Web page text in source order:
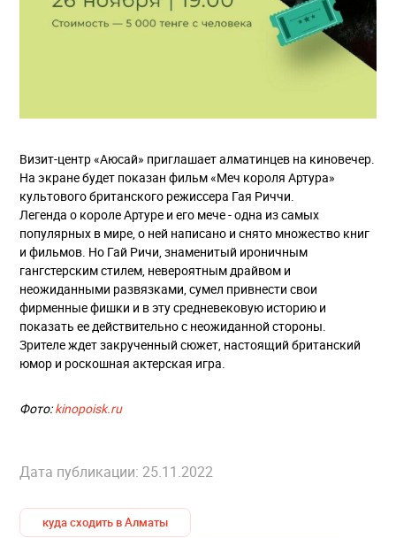
Визит-центр «Аюсай» приглашает алматинцев на киновечер.
На экране будет показан фильм «Меч короля Артура»
культового британского режиссера Гая Риччи.
Легенда о короле Артуре и его мече - одна из самых
популярных в мире, о ней написано и снято множество книг
и фильмов. Но Гай Ричи, знаменитый ироничным
гангстерским стилем, невероятным драйвом и
неожиданными развязками, сумел привнести свои
фирменные фишки и в эту средневековую историю и
показать ее действительно с неожиданной стороны.
Зрителе ждет закрученный сюжет, настоящий британский
юмор и роскошная актерская игра.
Фото:kinopoisk.ru
Дата публикации: 25.11.2022
куда сходить в Алматы